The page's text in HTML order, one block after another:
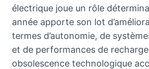
électrique joue un rôle
année apporte son lot
termes d’autonomie, de
et de performances de
obsolescence technologique